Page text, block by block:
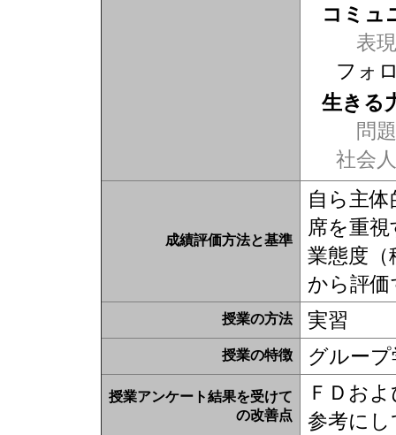
コミュ
表現
フォ
生きる
問題
社会
成績評価方法と基準
自ら主
席を重
業態度（
から評
授業の方法 実習
授業の特徴 グルー
授業アンケート結果を受けて
の改善点
ＦＤお
参考にし